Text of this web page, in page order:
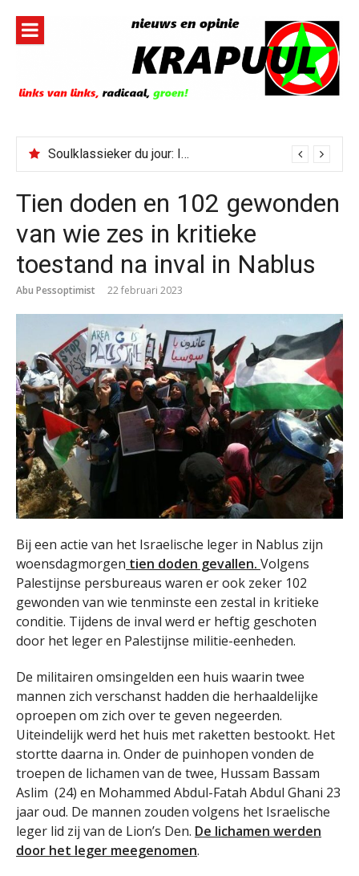
inhoud
Soulklassieker du jour: I Wish It Would Rain
Tien doden en 102 gewonden
van wie zes in kritieke
toestand na inval in Nablus
Abu Pessoptimist 22 februari 2023
Bij een actie van het Israelische leger in Nablus zijn
woensdagmorgen tien doden gevallen. Volgens
Palestijnse persbureaus waren er ook zeker 102
gewonden van wie tenminste een zestal in kritieke
conditie. Tijdens de inval werd er heftig geschoten
door het leger en Palestijnse militie-eenheden.
De militairen omsingelden een huis waarin twee
mannen zich verschanst hadden die herhaaldelijke
oproepen om zich over te geven negeerden.
Uiteindelijk werd het huis met raketten bestookt. Het
stortte daarna in. Onder de puinhopen vonden de
troepen de lichamen van de twee, Hussam Bassam
Aslim (24) en Mohammed Abdul-Fatah Abdul Ghani 23
jaar oud. De mannen zouden volgens het Israelische
leger lid zij van de Lion’s Den. De lichamen werden
door het leger meegenomen.